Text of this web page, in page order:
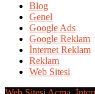
Blog
Genel
Google Ads
Google Reklam
İnternet Reklam
Reklam
Web Sitesi